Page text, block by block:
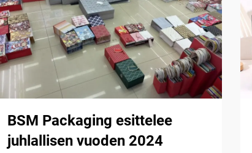
BSM Packaging esittelee
juhlallisen vuoden 2024